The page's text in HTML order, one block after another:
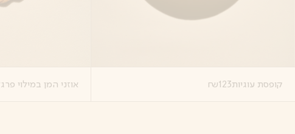
קופסת עוגיות123
₪ אוזני המן במילוי פרג